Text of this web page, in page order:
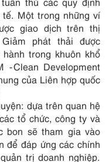
Một trong những ví
giao dịch trên thị
phát thải được
trong khuôn khổ
-Clean Development
của Liên hợp quốc
dựa trên quan hệ
tổ chức, công ty và
bon sẽ tham gia vào
để đáp ứng các chính
trị doanh nghiệp.